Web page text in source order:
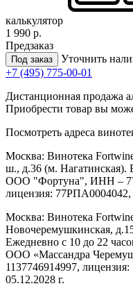
калькулятор
1 990 р.
Предзаказ
Под заказ
Уточнить
+7 (495) 775-00-01
Дистанционная продажа
Приобрести товар вы
Посмотреть адреса
Москва: Винотека
ш., д.36 (м. Нагатинская).
ООО "Фортуна", ИНН –
лицензия: 77РПА0004042,
Москва: Винотека
Новочеремушкинская,
Ежедневно с 10 до 22
ООО «Массандра
1137746914997,
05.12.2028 г.